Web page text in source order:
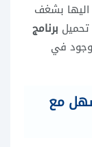
اليها بشغف
برنامج
في
مع